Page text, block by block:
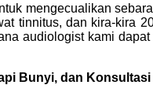
mengecualikan
tinnitus, dan kira-kira
audiologist kami
Bunyi, dan